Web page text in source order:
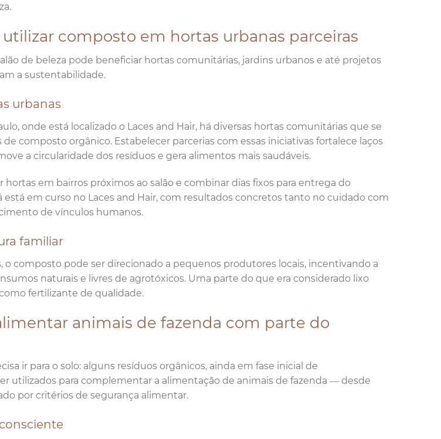
composto em hortas urbanas parceiras
de beleza pode beneficiar hortas comunitárias, jardins urbanos e até projetos
a sustentabilidade.
urbanas
onde está localizado o Laces and Hair, há diversas hortas comunitárias que se
composto orgânico. Estabelecer parcerias com essas iniciativas fortalece laços
a circularidade dos resíduos e gera alimentos mais saudáveis.
hortas em bairros próximos ao salão e combinar dias fixos para entrega do
está em curso no Laces and Hair, com resultados concretos tanto no cuidado com
de vínculos humanos.
familiar
o composto pode ser direcionado a pequenos produtores locais, incentivando a
naturais e livres de agrotóxicos. Uma parte do que era considerado lixo
fertilizante de qualidade.
animais de fazenda com parte do
ir para o solo: alguns resíduos orgânicos, ainda em fase inicial de
utilizados para complementar a alimentação de animais de fazenda — desde
por critérios de segurança alimentar.